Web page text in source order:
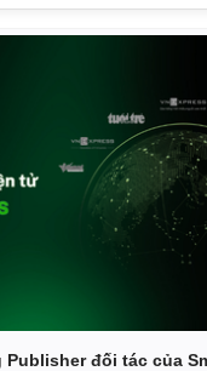
Vũ khí
Việt Nam
Publisher đối tác của